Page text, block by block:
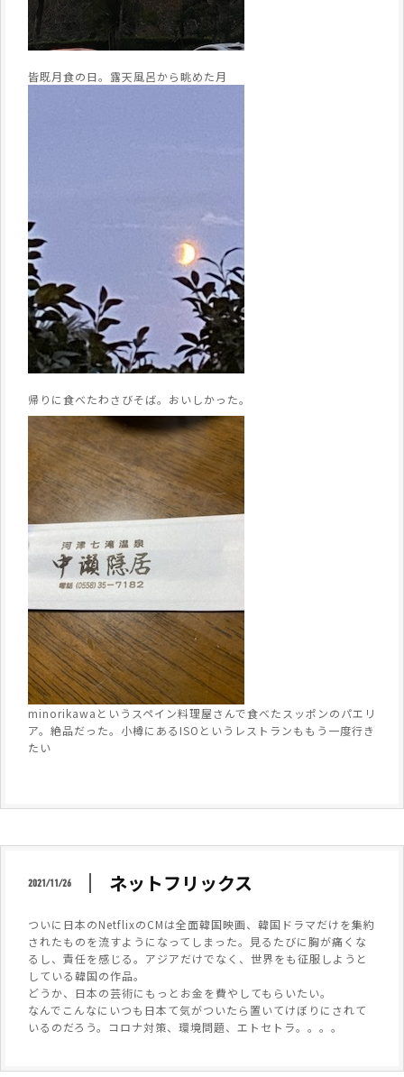
皆既月食の日。露天風呂から眺めた月
帰りに食べたわさびそば。おいしかった。
minorikawaというスペイン料理屋さんで食べたスッポンのパエリ
ア。絶品だった。小樽にあるISOというレストランももう一度行き
たい
2021/11/26 ネットフリックス
ついに日本のNetflixのCMは全面韓国映画、韓国ドラマだけを集約
されたものを流すようになってしまった。見るたびに胸が痛くな
るし、責任を感じる。アジアだけでなく、世界をも征服しようと
している韓国の作品。
どうか、日本の芸術にもっとお金を費やしてもらいたい。
なんでこんなにいつも日本て気がついたら置いてけぼりにされて
いるのだろう。コロナ対策、環境問題、エトセトラ。。。。